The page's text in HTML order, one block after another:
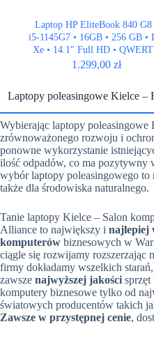
Laptop HP EliteBook 840 G8
i5-1145G7 • 16GB • 256 GB •
Xe • 14.1″ Full HD •
US
1.299,00 zł
Laptopy poleasingowe Kielce –
Wybierając laptopy poleasingowe
zrównoważonego rozwoju i
ponowne wykorzystanie
ilość odpadów, co ma pozytywny
wybór laptopy poleasingowego
także dla środowiska naturalnego.
Tanie laptopy Kielce – Salon
Alliance to największy i najlepiej
komputerów biznesowych w
ciągle się rozwijamy rozszerzając
firmy dokładamy wszelkich
zawsze najwyższej jakości sprzęt
komputery biznesowe tylko od
światowych producentów takich
Zawsze w przystępnej cenie,